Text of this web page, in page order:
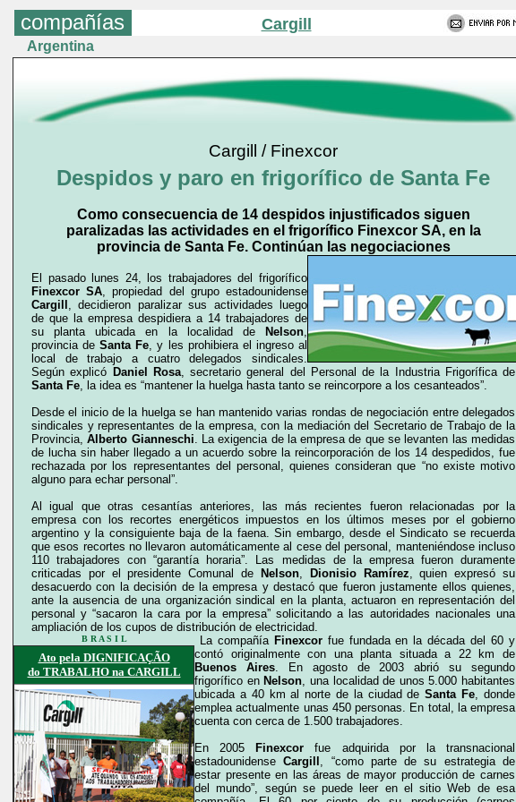
compañías Cargill
Argentina
Cargill / Finexcor
Despidos y paro en frigorífico de Santa Fe
Como consecuencia de 14 despidos injustificados siguen
paralizadas las actividades en el frigorífico Finexcor SA, en la
provincia de Santa Fe. Continúan las negociaciones
El pasado lunes 24, los trabajadores del frigorífico
Finexcor SA, propiedad del grupo estadounidense
Cargill , decidieron paralizar sus actividades luego
de que la empresa despidiera a 14 trabajadores de
su planta ubicada en la localidad de
Nelson,
provincia deSanta Fe, y les prohibiera el ingreso al
local de trabajo a cuatro delegados sindicales.
Según explicó Daniel Rosa, secretario general del Personal de la Industria Frigorífica de
Santa Fe, la idea es “mantener la huelga hasta tanto se reincorpore a los cesanteados”.
Desde el inicio de la huelga se han mantenido varias rondas de negociación entre delegados
sindicales y representantes de la empresa, con la mediación del Secretario de Trabajo de la
Provincia,Alberto Gianneschi. La exigencia de la empresa de que se levanten las medidas
de lucha sin haber llegado a un acuerdo sobre la reincorporación de los 14 despedidos, fue
rechazada por los representantes del personal, quienes consideran que “no existe motivo
alguno para echar personal”.
Al igual que otras cesantías anteriores, las más recientes fueron relacionadas por la
empresa con los recortes energéticos impuestos en los últimos meses por el gobierno
argentino y la consiguiente baja de la faena. Sin embargo, desde el Sindicato se recuerda
que esos recortes no llevaron automáticamente al cese del personal, manteniéndose incluso
110 trabajadores con “garantía horaria”. Las medidas de la empresa fueron duramente
criticadas por el presidente Comunal de
Nelson, Dionisio Ramírez, quien expresó su
desacuerdo con la decisión de la empresa y destacó que fueron justamente ellos quienes,
ante la ausencia de una organización sindical en la planta, actuaron en representación del
personal y “sacaron la cara por la empresa” solicitando a las autoridades nacionales una
ampliación de los cupos de distribución de electricidad.
B R A S I L
Ato pela DIGNIFICAÇÃO
do TRABALHO na CARGILL
La compañía Finexcorfue fundada en la década del 60 y
contó originalmente con una planta situada a 22 km de
Buenos Aires. En agosto de 2003 abrió su segundo
frigorífico en Nelson, una localidad de unos 5.000 habitantes
ubicada a 40 km al norte de la ciudad de Santa Fe, donde
emplea actualmente unas 450 personas. En total, la empresa
cuenta con cerca de 1.500 trabajadores.
En 2005
Finexcor fue adquirida por la transnacional
estadounidenseCargill , “como parte de su estrategia de
estar presente en las áreas de mayor producción de carnes
del mundo”, según se puede leer en el sitio Web de esa